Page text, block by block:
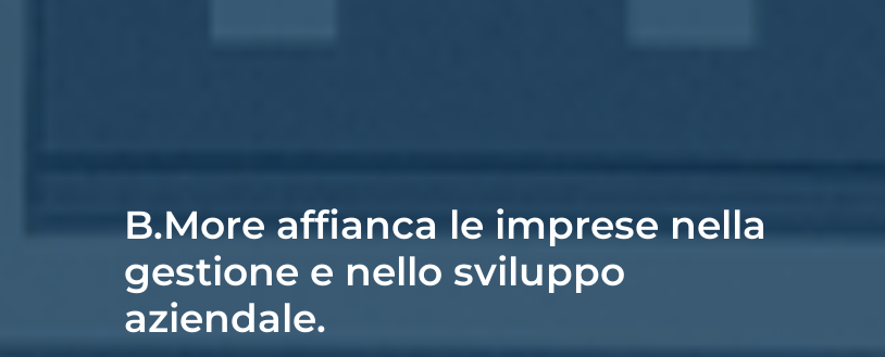
B.More affianca le imprese nella
gestione e nello sviluppo
aziendale.